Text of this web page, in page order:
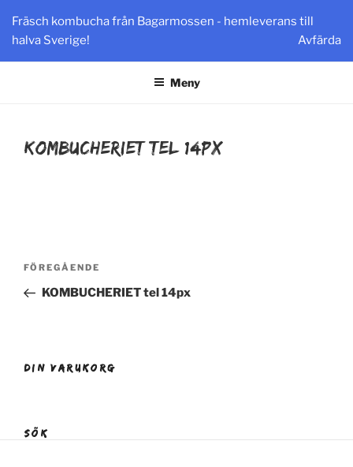
Fräsch kombucha från Bagarmossen - hemleverans till
halva Sverige!
Avfärda
till
innehåll
KOMBUCHERIET
Meny
KOMBUCHERIET tel 14px
Inläggsnavigering
Föregående
inlägg
FÖREGÅENDE
KOMBUCHERIET tel 14px
DIN VARUKORG
SÖK